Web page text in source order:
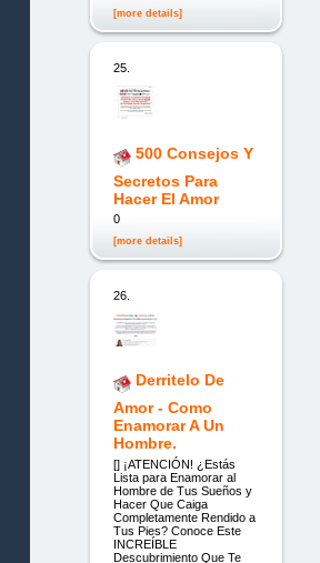
[more details]
25.
500 Consejos Y
Secretos Para
Hacer El Amor
0
[more details]
26.
Derritelo De
Amor - Como
Enamorar A Un
Hombre.
[] ¡ATENCIÓN! ¿Estás
Lista para Enamorar al
Hombre de Tus Sueños y
Hacer Que Caiga
Completamente Rendido a
Tus Pies? Conoce Este
INCREÍBLE
Descubrimiento Que Te